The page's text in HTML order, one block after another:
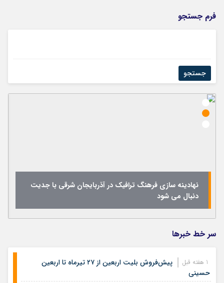
فرم جستجو
نهادینه سازی فرهنگ ترافیک در آذربایجان شرقی با جدیت
دنبال می شود
سر خط خبرها
پیش‌فروش بلیت اربعین از ۲۷ تیرماه تا اربعین
حسینی